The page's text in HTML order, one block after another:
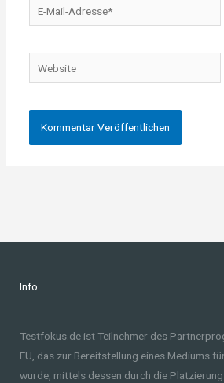
Mail-
Website
Info
Testfokus.de ist Teilnehmer des
EU, das zur Bereitstellung eines Mediums
wurde, mittels dessen durch die